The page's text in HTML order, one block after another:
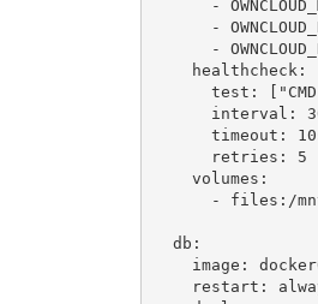
-
-
-
    healthcheck:
test:
interval:
timeout:
      retries: 5
    volumes:
- files:/
  db:
image:
restart: